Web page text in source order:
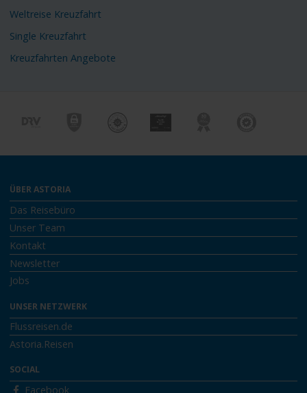
Weltreise Kreuzfahrt
Single Kreuzfahrt
Kreuzfahrten Angebote
ÜBER ASTORIA
Das Reisebüro
Unser Team
Kontakt
Newsletter
Jobs
UNSER NETZWERK
Flussreisen.de
Astoria.Reisen
SOCIAL
Facebook